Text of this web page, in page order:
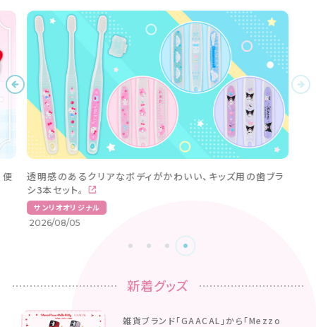
便
透明感のあるクリアなボディがかわいい、キッズ用の歯ブラ
シ3本セット。
サンリオオリジナル
2026/08/05
新着グッズ
雑貨ブランド「GAACAL」から「Mezzo